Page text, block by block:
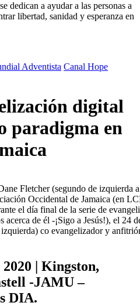
dedican a ayudar a las personas a
libertad, sanidad y esperanza en
Adventista Canal Hope
digital
paradigma en
Fletcher (segundo de izquierda
Occidental de Jamaica (en
el día final de la serie de
acerca de él -¡Sigo a Jesús!), el 24
co evangelizador y
| Kingston,
-JAMU –
DIA.